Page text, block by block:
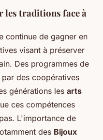
traditions face à
continue de gagner en
visant à préserver
Des programmes de
des coopératives
générations les arts
ces compétences
L'importance de
des Bijoux